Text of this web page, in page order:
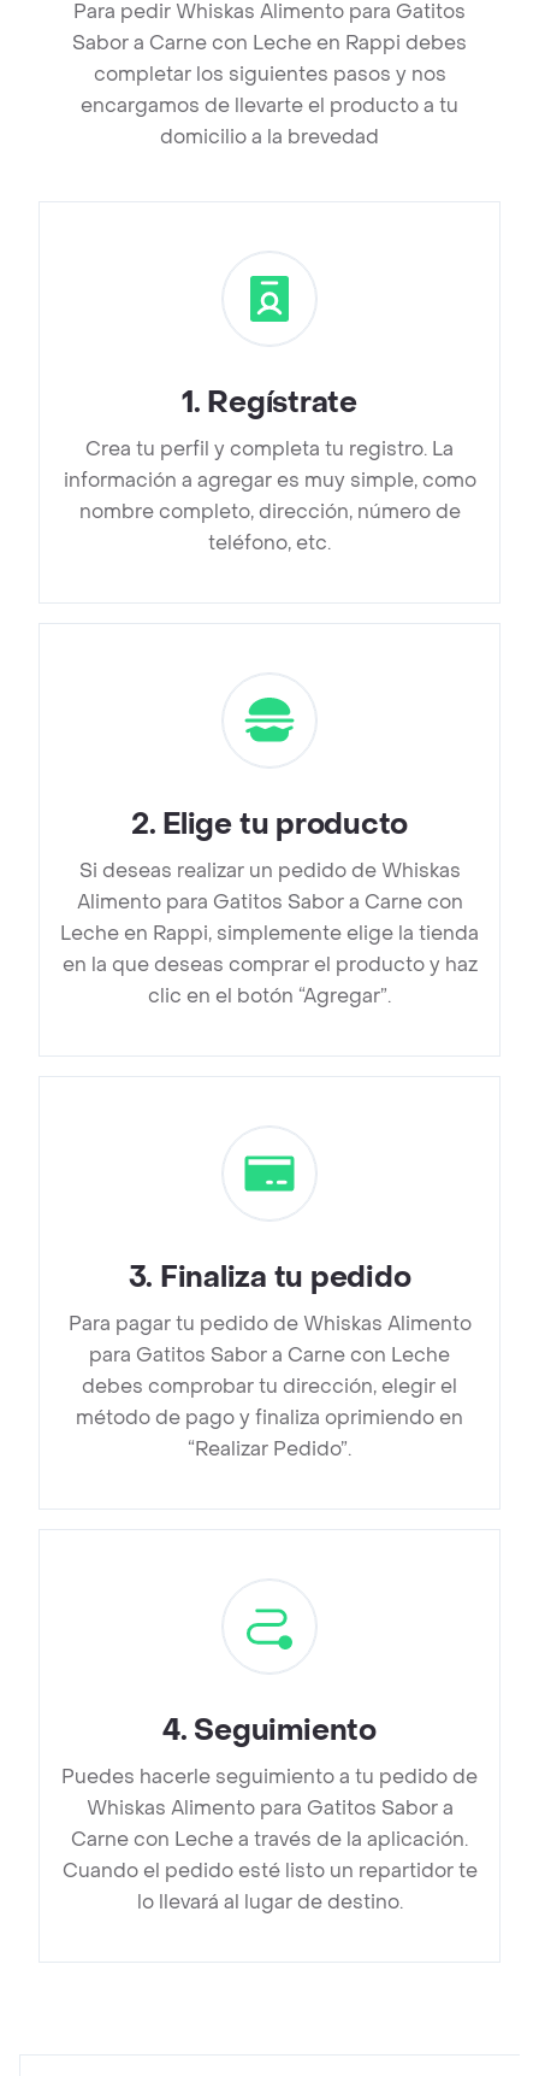
Para pedir Whiskas Alimento para Gatitos
Sabor a Carne con Leche en Rappi debes
completar los siguientes pasos y nos
encargamos de llevarte el producto a tu
domicilio a la brevedad
1. Regístrate
Crea tu perfil y completa tu registro. La
información a agregar es muy simple, como
nombre completo, dirección, número de
teléfono, etc.
2. Elige tu producto
Si deseas realizar un pedido de Whiskas
Alimento para Gatitos Sabor a Carne con
Leche en Rappi, simplemente elige la tienda
en la que deseas comprar el producto y haz
clic en el botón “Agregar”.
3. Finaliza tu pedido
Para pagar tu pedido de Whiskas Alimento
para Gatitos Sabor a Carne con Leche
debes comprobar tu dirección, elegir el
método de pago y finaliza oprimiendo en
“Realizar Pedido”.
4. Seguimiento
Puedes hacerle seguimiento a tu pedido de
Whiskas Alimento para Gatitos Sabor a
Carne con Leche a través de la aplicación.
Cuando el pedido esté listo un repartidor te
lo llevará al lugar de destino.